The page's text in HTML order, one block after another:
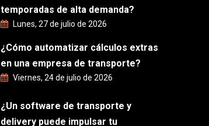
temporadas de alta demanda?
Lunes, 27 de julio de 2026
¿Cómo automatizar cálculos extras
en una empresa de transporte?
Viernes, 24 de julio de 2026
¿Un software de transporte y
delivery puede impulsar tu